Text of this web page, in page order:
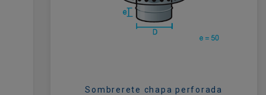
Sombrerete chapa perforada